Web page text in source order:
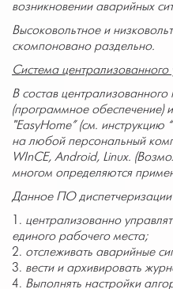
возникновении аварийных
Высоковольтное и
скомпоновано раздельно.
Система централизованного
В состав
(программное обеспечение)
"EasyHome” (см. инструкцию “
на любой персональный
WInCE, Android, Linux.
многом определяются
Данное ПО диспетчеризации
централизованно
единого рабочего места;
отслеживать аварийные
вести и архивировать
Выполнять настройки